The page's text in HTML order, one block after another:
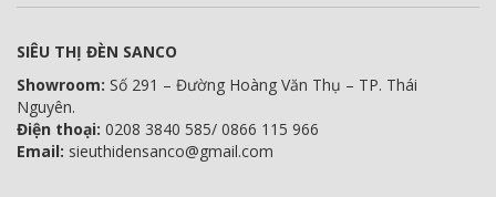
SIÊU THỊ ĐÈN SANCO
Showroom: Số 291 – Đường Hoàng Văn Thụ – TP. Thái
Nguyên.
Điện thoại: 0208 3840 585/ 0866 115 966
Email: sieuthidensanco@gmail.com